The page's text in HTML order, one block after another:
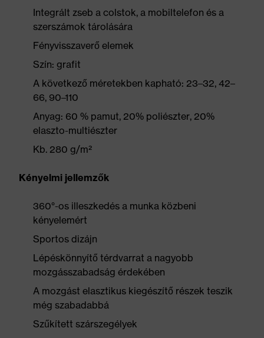
Integrált zseb a colstok, a mobiltelefon és a
szerszámok tárolására
Fényvisszaverő elemek
Szín: grafit
A következő méretekben kapható: 23–32, 42–
66, 90–110
Anyag: 60 % pamut, 20% poliészter, 20%
elaszto-multiészter
Kb. 280 g/m²
Kényelmi jellemzők
360°-os illeszkedés a munka közbeni
kényelemért
Sportos dizájn
Lépéskönnyítő térdvarrat a nagyobb
mozgásszabadság érdekében
A mozgást elasztikus kiegészítő részek teszik
még szabadabbá
Szűkített szárszegélyek